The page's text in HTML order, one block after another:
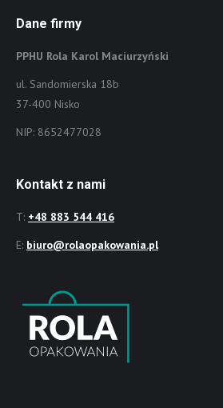
Dane firmy
PPHU Rola Karol Maciurzyński
ul. Sandomierska 18b
37-400 Nisko
NIP: 8652477028
Kontakt z nami
T: +48 883 544 416
E: biuro@rolaopakowania.pl